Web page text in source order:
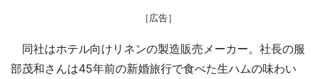
［広告］
同社はホテル向けリネンの製造販売メーカー。社長の服
部茂和さんは45年前の新婚旅行で食べた生ハムの味わい